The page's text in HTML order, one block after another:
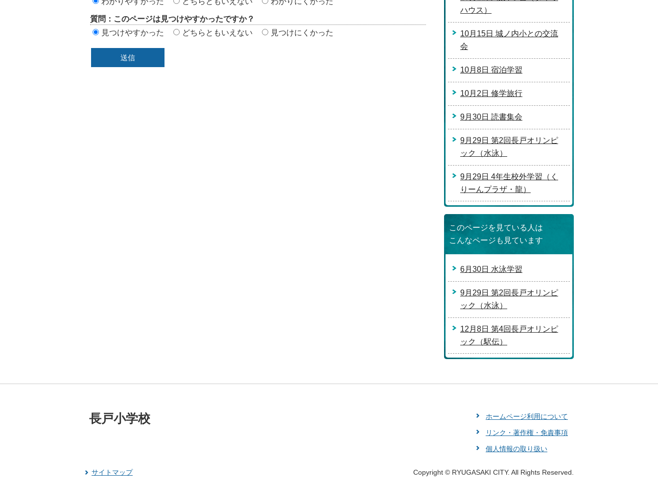
リ
ア
質問：このページは見つけやすかったですか？
見つけやすかった
どちらともいえない 見つけにくかった
ハウス）
10月15日 城ノ内小との交流
会
10月8日 宿泊学習
10月2日 修学旅行
9月30日 読書集会
9月29日 第2回長戸オリンピ
ック（水泳）
9月29日 4年生校外学習（く
りーんプラザ・龍）
このページを見ている人は
こんなページも見ています
6月30日 水泳学習
9月29日 第2回長戸オリンピ
ック（水泳）
12月8日 第4回長戸オリンピ
ック（駅伝）
ホームページ利用について
リンク・著作権・免責事項
個人情報の取り扱い
長戸小学校
サイトマップ Copyright © RYUGASAKI CITY. All Rights Reserved.